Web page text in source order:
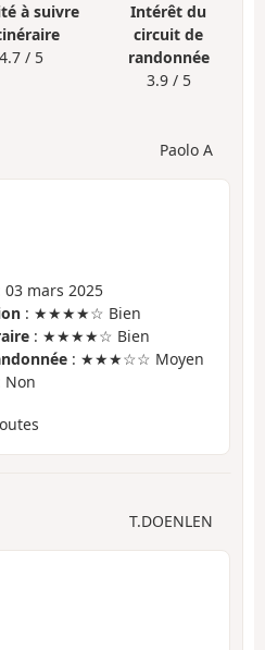
à suivre
4.7 / 5
Intérêt du
circuit de
randonnée
3.9 / 5
Paolo A
03 mars 2025
: ★★★★☆ Bien
: ★★★★☆ Bien
: ★★★☆☆ Moyen
Non
T.DOENLEN